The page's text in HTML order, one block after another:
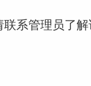
系管理员了